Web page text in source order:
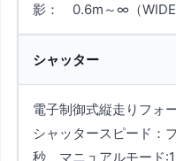
影： 0.6m～∞（WIDE
シャッター
電子制御式縦走りフォ
シャッタースピード：
秒 マニュアルモード